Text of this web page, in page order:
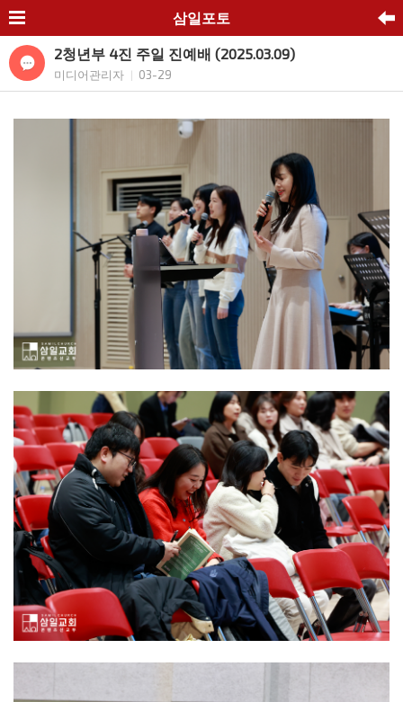
삼일포토
2청년부 4진 주일 진예배 (2025.03.09)
미디어관리자 03-29